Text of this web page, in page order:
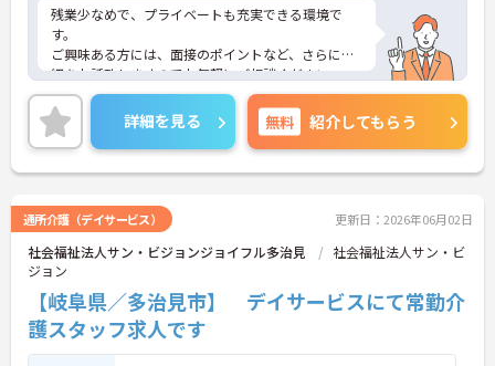
残業少なめで、プライベートも充実できる環境で
す。
ご興味ある方には、面接のポイントなど、さらに詳
細をお話致しますのでお気軽にご相談ください。
詳細を見る 無料 紹介してもらう
通所介護（デイサービス） 更新日：2026年06月02日
社会福祉法人サン・ビジョンジョイフル多治見
社会福祉法人サン・ビ
ジョン
【岐阜県／多治見市】 デイサービスにて常勤介
護スタッフ求人です